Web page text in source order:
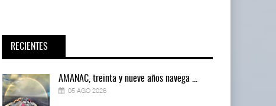
RECIENTES
AMANAC, treinta y nueve años navega ...
05 AGO 2026